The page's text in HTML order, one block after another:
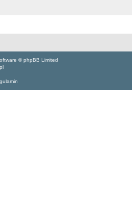
© phpBB Limited